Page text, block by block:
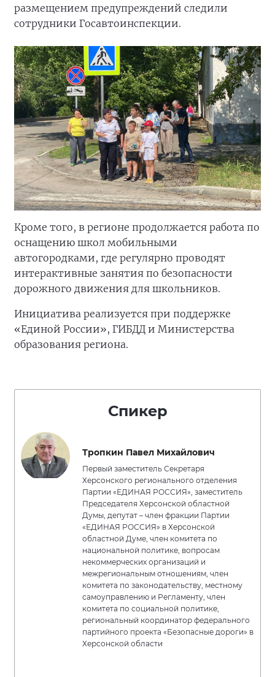
размещением предупреждений следили
сотрудники Госавтоинспекции.
Кроме того, в регионе продолжается работа по
оснащению школ мобильными
автогородками, где регулярно проводят
интерактивные занятия по безопасности
дорожного движения для школьников.
Инициатива реализуется при поддержке
«Единой России», ГИБДД и Министерства
образования региона.
Спикер
Тропкин Павел Михайлович
Первый заместитель Секретаря
Херсонского регионального отделения
Партии «ЕДИНАЯ РОССИЯ», заместитель
Председателя Херсонской областной
Думы, депутат – член фракции Партии
«ЕДИНАЯ РОССИЯ» в Херсонской
областной Думе, член комитета по
национальной политике, вопросам
некоммерческих организаций и
межрегиональным отношениям, член
комитета по законодательству, местному
самоуправлению и Регламенту, член
комитета по социальной политике,
региональный координатор федерального
партийного проекта «Безопасные дороги» в
Херсонской области